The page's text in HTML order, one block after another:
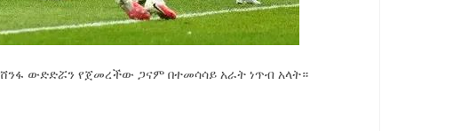
ውድድሯን የጀመረችው ጋናም በተመሳሳይ አራት ነጥብ አላት።